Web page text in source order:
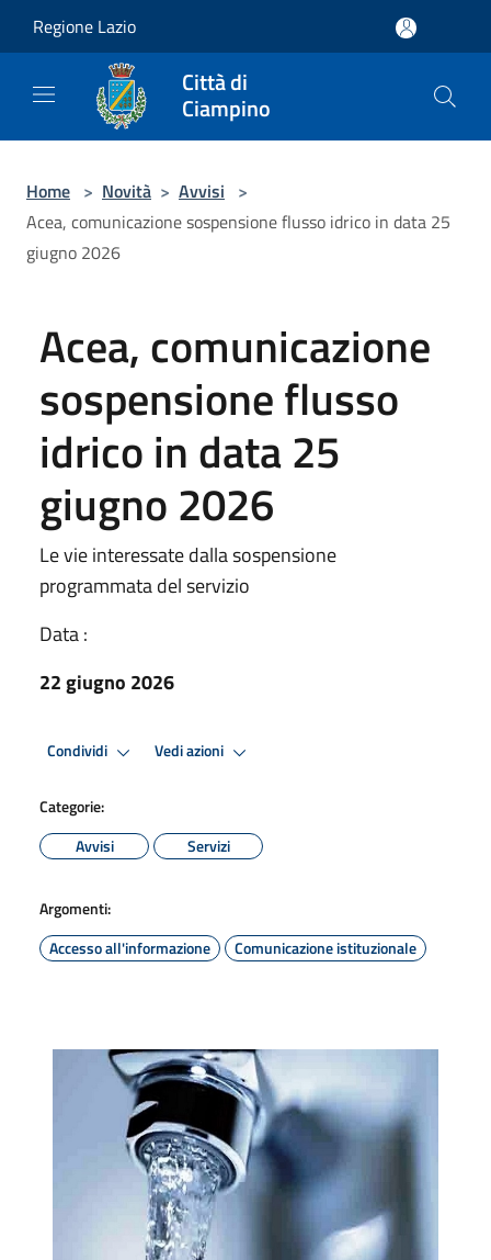
Regione Lazio
Città di
Ciampino
Home > Novità > Avvisi >
Acea, comunicazione sospensione flusso idrico in data 25
giugno 2026
Acea, comunicazione
sospensione flusso
idrico in data 25
giugno 2026
Le vie interessate dalla sospensione
programmata del servizio
Data :
22 giugno 2026
Condividi Vedi azioni
Categorie:
Avvisi
Servizi
Argomenti:
Accesso all'informazione
Comunicazione istituzionale